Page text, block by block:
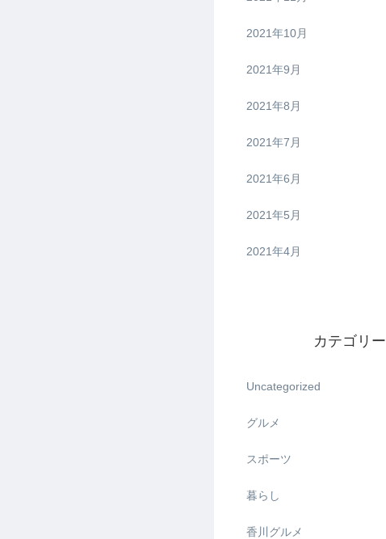
2021年10月
2021年9月
2021年8月
2021年7月
2021年6月
2021年5月
2021年4月
カテゴリー
Uncategorized
グルメ
スポーツ
暮らし
香川グルメ